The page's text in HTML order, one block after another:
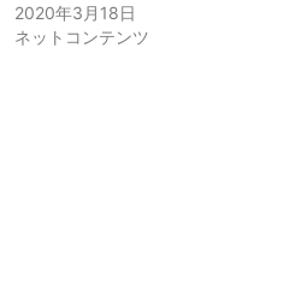
2020年3月18日
ネットコンテンツ